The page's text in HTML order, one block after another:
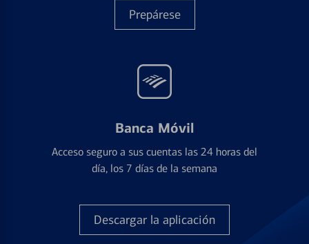
Prepárese
Banca Móvil
Acceso seguro a sus cuentas las 24 horas del
día, los 7 días de la semana
Descargar la aplicación